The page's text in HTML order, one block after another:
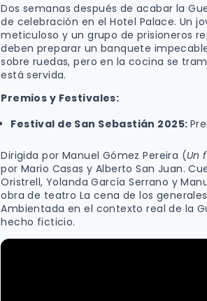
Dos semanas después de acabar la
de celebración en el Hotel Palace. Un
meticuloso y un grupo de prisioneros
deben preparar un banquete
sobre ruedas, pero en la cocina se
está servida.
Premios y Festivales:
Festival de San Sebastián 2025:
Dirigida por Manuel Gómez Pereira (Un
por Mario Casas y Alberto San Juan.
Oristrell, Yolanda García Serrano y
obra de teatro La cena de los
Ambientada en el contexto real de la
hecho ficticio.